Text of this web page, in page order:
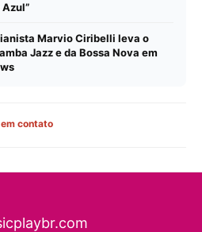
Azul”
Marvio Ciribelli leva o
Jazz e da Bossa Nova em
contato